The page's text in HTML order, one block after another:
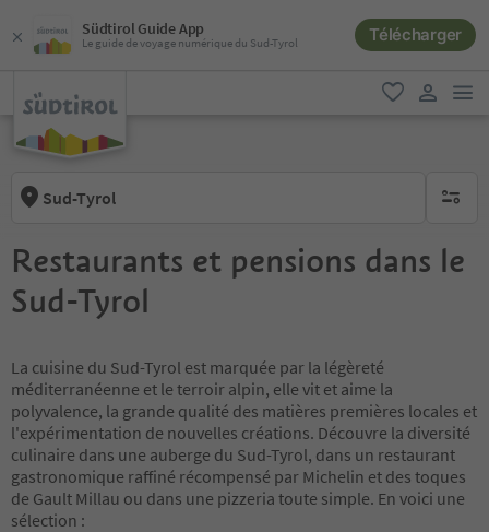
Südtirol Guide App
Le guide de voyage numérique du Sud-Tyrol Télécharger
favori
Sud-Tyrol aucun
Restaurants et pensions dans le
Sud-Tyrol
La cuisine du Sud-Tyrol est marquée par la légèreté
méditerranéenne et le terroir alpin, elle vit et aime la
polyvalence, la grande qualité des matières premières locales et
l'expérimentation de nouvelles créations. Découvre la diversité
culinaire dans une auberge du Sud-Tyrol, dans un restaurant
gastronomique raffiné récompensé par Michelin et des toques
de Gault Millau ou dans une pizzeria toute simple. En voici une
sélection :